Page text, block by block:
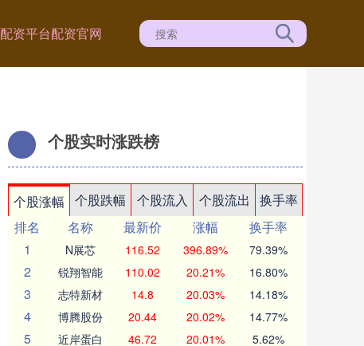
配资平台配资官网
个股实时涨跌榜
个股涨幅 个股跌幅 个股流入 个股流出
换手率
排名
名称 最新价 涨幅
换手率
1
N展芯 116.52 396.89% 79.39%
2 锐翔智能 110.02 20.21% 16.80%
3 志特新材 14.8 20.03% 14.18%
4 博腾股份 20.44 20.02% 14.77%
5 近岸蛋白 46.72 20.01% 5.62%